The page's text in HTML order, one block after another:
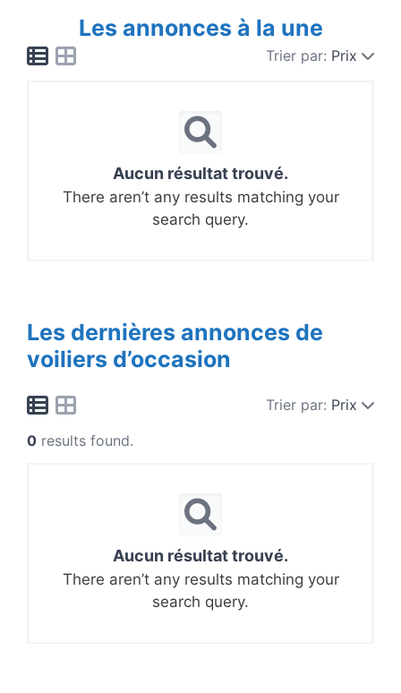
Les annonces à la une
Trier par: Prix
Aucun résultat trouvé.
There aren’t any results matching your
search query.
Les dernières annonces de
voiliers d’occasion
Trier par: Prix
0 results found.
Aucun résultat trouvé.
There aren’t any results matching your
search query.